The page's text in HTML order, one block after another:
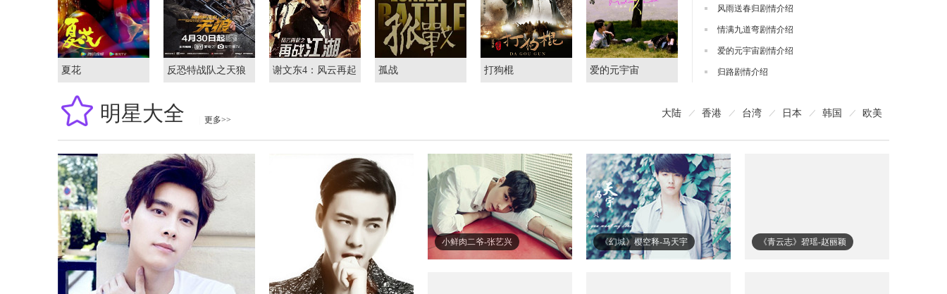
夏花 反恐特战队之天狼 谢文东4：风云再起 孤战 打狗棍 爱的元宇宙
风雨送春归剧情介绍
情满九道弯剧情介绍
爱的元宇宙剧情介绍
归路剧情介绍
大陆 香港 台湾 日本 韩国 欧美
明星大全 更多>>
小鲜肉二爷-张艺兴 《幻城》樱空释-马天宇 《青云志》碧瑶-赵丽颖